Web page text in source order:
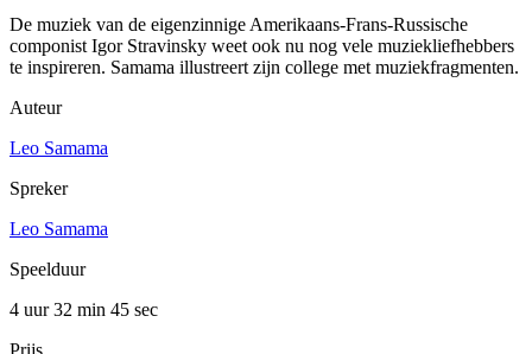
De muziek van de eigenzinnige Amerikaans-Frans-Russische
componist Igor Stravinsky weet ook nu nog vele muziekliefhebbers
te inspireren. Samama illustreert zijn college met muziekfragmenten.
Auteur
Leo Samama
Spreker
Leo Samama
Speelduur
4 uur 32 min 45 sec
Prijs